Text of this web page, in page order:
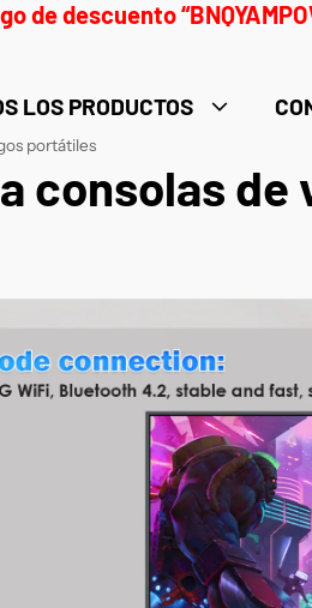
de descuento
LOS PRODUCTOS
portátiles
consolas